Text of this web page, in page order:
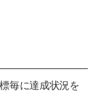
毎に達成状況を